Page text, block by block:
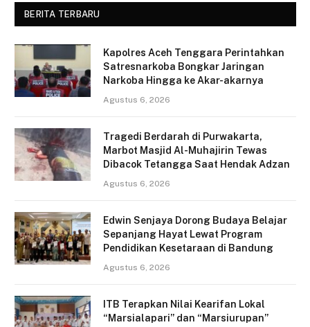
BERITA TERBARU
Kapolres Aceh Tenggara Perintahkan
Satresnarkoba Bongkar Jaringan
Narkoba Hingga ke Akar-akarnya
Agustus 6, 2026
Tragedi Berdarah di Purwakarta,
Marbot Masjid Al-Muhajirin Tewas
Dibacok Tetangga Saat Hendak Adzan
Agustus 6, 2026
Edwin Senjaya Dorong Budaya Belajar
Sepanjang Hayat Lewat Program
Pendidikan Kesetaraan di Bandung
Agustus 6, 2026
ITB Terapkan Nilai Kearifan Lokal
“Marsialapari” dan “Marsiurupan”